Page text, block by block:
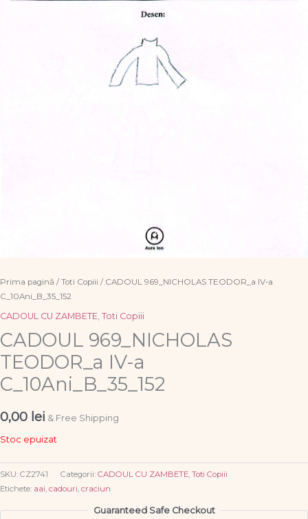
Prima pagină / Toti Copiii / CADOUL 969_NICHOLAS TEODOR_a IV-a
C_10Ani_B_35_152
CADOUL CU ZAMBETE Toti Copiii
CADOUL 969_NICHOLAS
TEODOR_a IV-a
C_10Ani_B_35_152
0,00 lei & Free Shipping
Stoc epuizat
SKU: CZ2741 Categorii: CADOUL CU ZAMBETE, Toti Copiii
Etichete: aai, cadouri, craciun
Guaranteed Safe Checkout